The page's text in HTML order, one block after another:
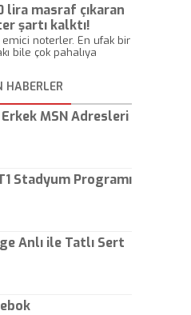
lira masraf çıkaran
şartı kalktı!
emici noterler. En ufak bir
bile çok pahalıya
- Kayhan
HABERLER
Erkek MSN Adresleri
Stadyum Programı
Anlı ile Tatlı Sert